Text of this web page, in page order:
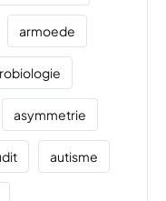
armoede
asymmetrie
autisme